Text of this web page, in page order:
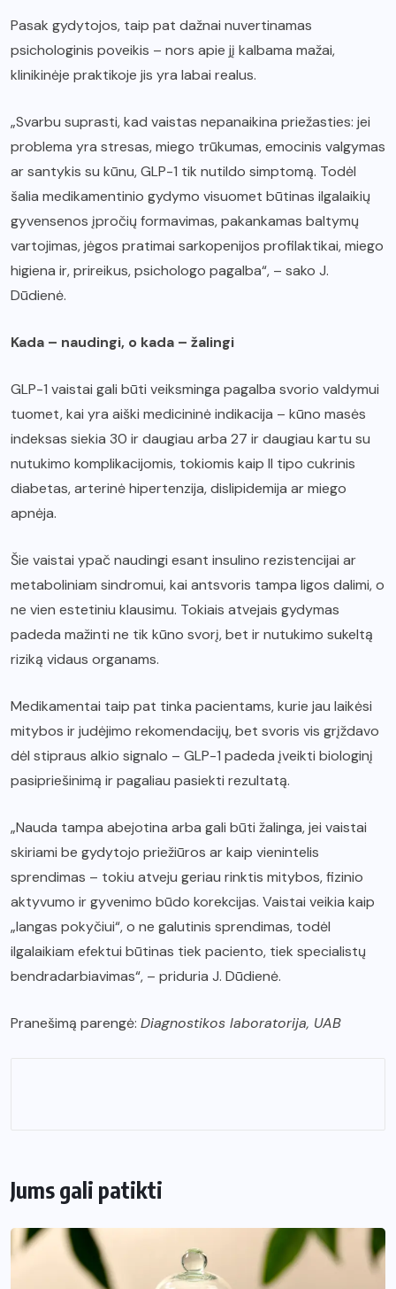
Pasak gydytojos, taip pat dažnai nuvertinamas
psichologinis poveikis – nors apie jį kalbama mažai,
klinikinėje praktikoje jis yra labai realus.
„Svarbu suprasti, kad vaistas nepanaikina priežasties: jei
problema yra stresas, miego trūkumas, emocinis valgymas
ar santykis su kūnu, GLP-1 tik nutildo simptomą. Todėl
šalia medikamentinio gydymo visuomet būtinas ilgalaikių
gyvensenos įpročių formavimas, pakankamas baltymų
vartojimas, jėgos pratimai sarkopenijos profilaktikai, miego
higiena ir, prireikus, psichologo pagalba“, – sako J.
Dūdienė.
Kada – naudingi, o kada – žalingi
GLP-1 vaistai gali būti veiksminga pagalba svorio valdymui
tuomet, kai yra aiški medicininė indikacija – kūno masės
indeksas siekia 30 ir daugiau arba 27 ir daugiau kartu su
nutukimo komplikacijomis, tokiomis kaip II tipo cukrinis
diabetas, arterinė hipertenzija, dislipidemija ar miego
apnėja.
Šie vaistai ypač naudingi esant insulino rezistencijai ar
metaboliniam sindromui, kai antsvoris tampa ligos dalimi, o
ne vien estetiniu klausimu. Tokiais atvejais gydymas
padeda mažinti ne tik kūno svorį, bet ir nutukimo sukeltą
riziką vidaus organams.
Medikamentai taip pat tinka pacientams, kurie jau laikėsi
mitybos ir judėjimo rekomendacijų, bet svoris vis grįždavo
dėl stipraus alkio signalo – GLP-1 padeda įveikti biologinį
pasipriešinimą ir pagaliau pasiekti rezultatą.
„Nauda tampa abejotina arba gali būti žalinga, jei vaistai
skiriami be gydytojo priežiūros ar kaip vienintelis
sprendimas – tokiu atveju geriau rinktis mitybos, fizinio
aktyvumo ir gyvenimo būdo korekcijas. Vaistai veikia kaip
„langas pokyčiui“, o ne galutinis sprendimas, todėl
ilgalaikiam efektui būtinas tiek paciento, tiek specialistų
bendradarbiavimas“, – priduria J. Dūdienė.
Pranešimą parengė: Diagnostikos laboratorija, UAB
Jums gali patikti